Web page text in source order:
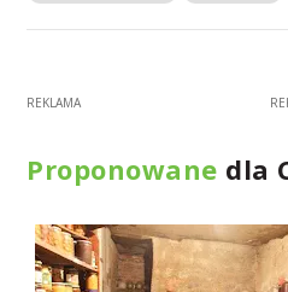
Proponowane dla